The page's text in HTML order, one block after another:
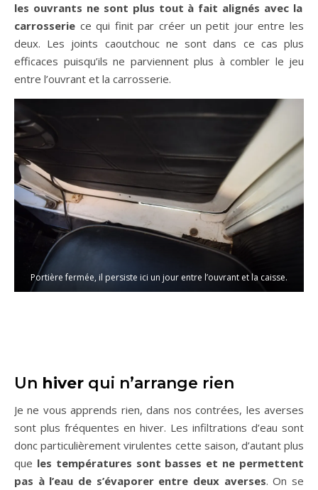
les ouvrants ne sont plus tout à fait alignés avec la
carrosserie ce qui finit par créer un petit jour entre les
deux. Les joints caoutchouc ne sont dans ce cas plus
efficaces puisqu’ils ne parviennent plus à combler le jeu
entre l’ouvrant et la carrosserie.
Portière fermée, il persiste ici un jour entre l’ouvrant et la caisse.
Un hiver qui n’arrange rien
Je ne vous apprends rien, dans nos contrées, les averses
sont plus fréquentes en hiver. Les infiltrations d’eau sont
donc particulièrement virulentes cette saison, d’autant plus
que les températures sont basses et ne permettent
pas à l’eau de s’évaporer entre deux averses. On se